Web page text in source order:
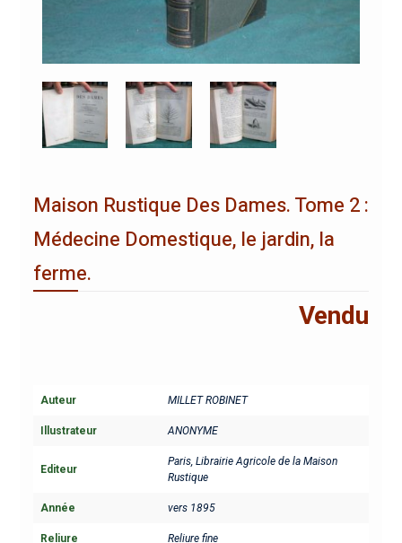
Maison Rustique Des Dames. Tome 2 :
Médecine Domestique, le jardin, la
ferme.
Vendu
Auteur MILLET ROBINET
Illustrateur ANONYME
Editeur
Paris, Librairie Agricole de la Maison
Rustique
Année vers 1895
Reliure Reliure fine